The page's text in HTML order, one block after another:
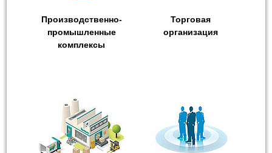
Производственно-
промышленные
комплексы
Торговая
организация